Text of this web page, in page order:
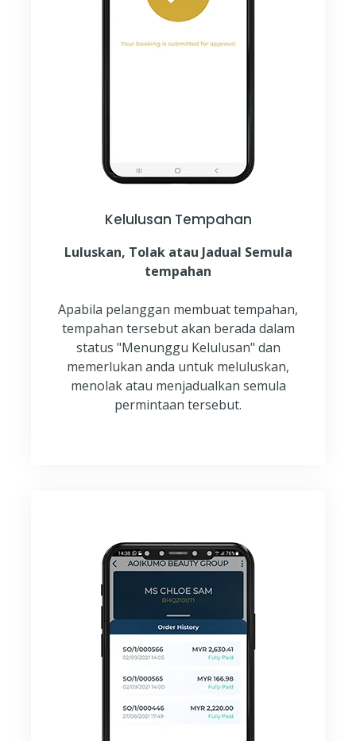
Kelulusan Tempahan
Luluskan, Tolak atau Jadual Semula
tempahan
Apabila pelanggan membuat tempahan,
tempahan tersebut akan berada dalam
status "Menunggu Kelulusan" dan
memerlukan anda untuk meluluskan,
menolak atau menjadualkan semula
permintaan tersebut.